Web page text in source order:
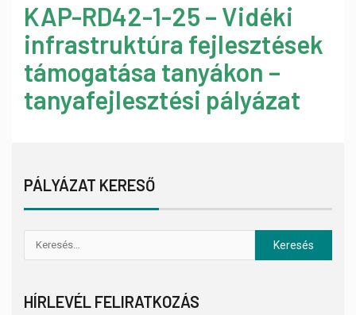
KAP-RD42-1-25 – Vidéki
infrastruktúra fejlesztések
támogatása tanyákon –
tanyafejlesztési pályázat
PÁLYÁZAT KERESŐ
HÍRLEVÉL FELIRATKOZÁS